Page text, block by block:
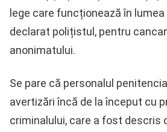
lege care funcționează în lumea
declarat polițistul, pentru
anonimatului.
Se pare că personalul
avertizări încă de la început cu
criminalului, care a fost descris